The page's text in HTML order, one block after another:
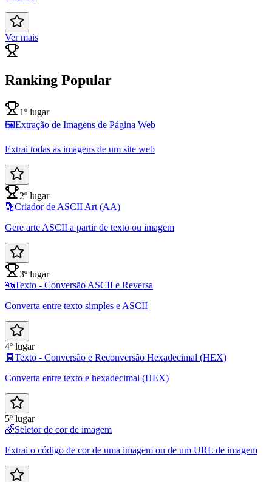
Ver mais
Ranking Popular
1º lugar
🖼️Extração de Imagens de Página Web
Extrai todas as imagens de um site web
2º lugar
🔡Criador de ASCII Art (AA)
Gere arte ASCII a partir de texto ou imagem
3º lugar
🔤Texto - Conversão ASCII e Reversa
Converta entre texto simples e ASCII
4º lugar
🧾 Texto - Conversão e Reconversão Hexadecimal (HEX)
Converta entre texto e hexadecimal (HEX)
5º lugar
🌈Seletor de cor de imagem
Extrai o código de cor de uma imagem ou de um URL de imagem